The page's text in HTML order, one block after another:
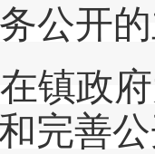
公开
镇政
完善